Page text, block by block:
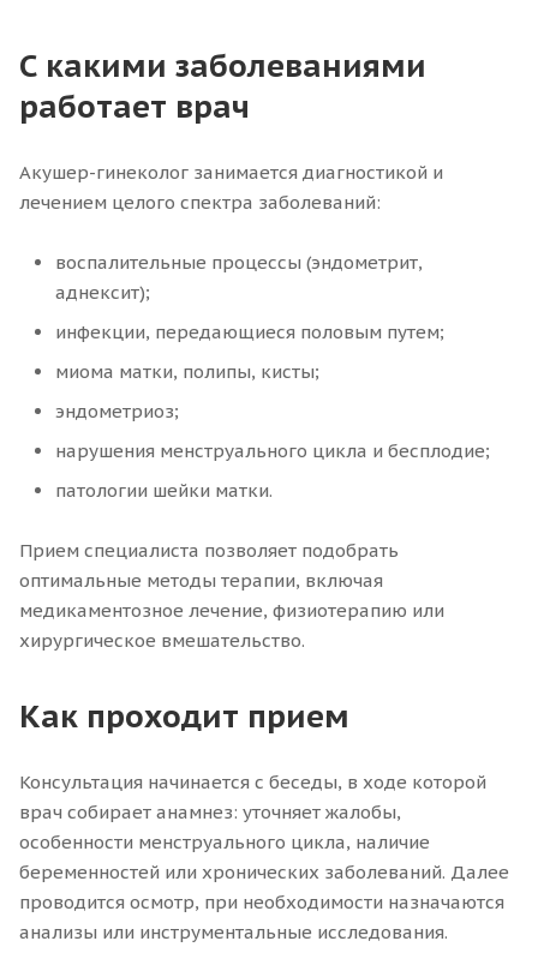
С какими заболеваниями
работает врач
Акушер-гинеколог занимается диагностикой и
лечением целого спектра заболеваний:
воспалительные процессы (эндометрит,
аднексит);
инфекции, передающиеся половым путем;
миома матки, полипы, кисты;
эндометриоз;
нарушения менструального цикла и бесплодие;
патологии шейки матки.
Прием специалиста позволяет подобрать
оптимальные методы терапии, включая
медикаментозное лечение, физиотерапию или
хирургическое вмешательство.
Как проходит прием
Консультация начинается с беседы, в ходе которой
врач собирает анамнез: уточняет жалобы,
особенности менструального цикла, наличие
беременностей или хронических заболеваний. Далее
проводится осмотр, при необходимости назначаются
анализы или инструментальные исследования.